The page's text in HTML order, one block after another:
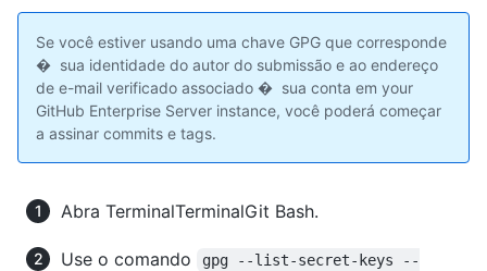
Se você estiver usando uma chave GPG que corresponde
� sua identidade do autor do submissão e ao endereço
de e-mail verificado associado � sua conta em your
GitHub Enterprise Server instance, você poderá começar
a assinar commits e tags.
Abra TerminalTerminalGit Bash.
Use o comando
gpg --list-secret-keys --